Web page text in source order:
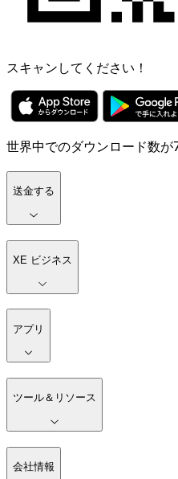
スキャンしてください！
世界中でのダウンロード数
送金する
XE ビジネス
アプリ
ツール＆リソース
会社情報